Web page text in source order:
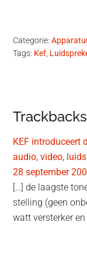
Categorie:
Tags: Kef
Lees
Trackbacks
KEF introduceert
audio, video,
28 september
[…] de laagste
stelling (geen
watt versterker